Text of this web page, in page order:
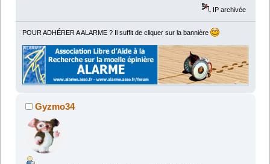
IP archivée
POUR ADHÉRER A ALARME ? Il suffit de cliquer sur la bannière
Gyzmo34